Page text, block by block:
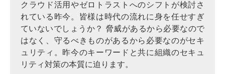
クラウド活用やゼロトラストへのシフトが検討さ
れている昨今。皆様は時代の流れに身を任せすぎ
ていないでしょうか？ 脅威があるから必要なので
はなく、守るべきものがあるから必要なのがセキ
ュリティ。昨今のキーワードと共に組織のセキュ
リティ対策の本質に迫ります。